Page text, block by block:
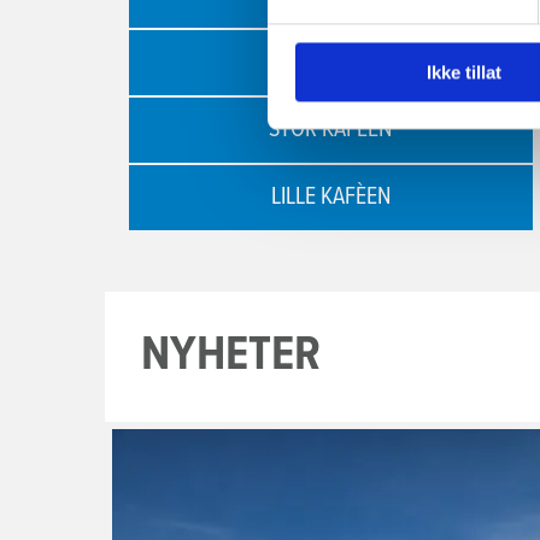
Ikke tillat
STOR KAFÈEN
LILLE KAFÈEN
NYHETER